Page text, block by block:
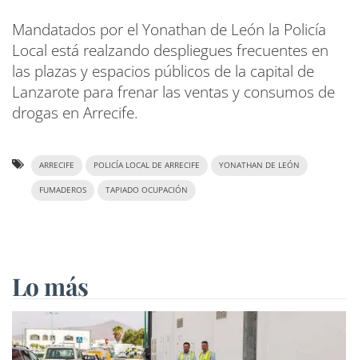
Mandatados por el Yonathan de León la Policía
Local está realzando despliegues frecuentes en
las plazas y espacios públicos de la capital de
Lanzarote para frenar las ventas y consumos de
drogas en Arrecife.
ARRECIFE POLICÍA LOCAL DE ARRECIFE YONATHAN DE LEÓN
FUMADEROS TAPIADO OCUPACIÓN
Lo más